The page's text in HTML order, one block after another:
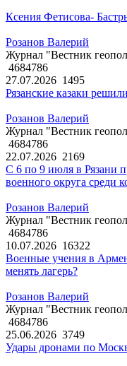
Ксения Фетисова-
Розанов Валерий
Журнал "Вестник
4684786
27.07.2026 1495
Рязанские казаки
Розанов Валерий
Журнал "Вестник
4684786
22.07.2026 2169
С 6 по 9 июля в Рязани
военного округа среди
Розанов Валерий
Журнал "Вестник
4684786
10.07.2026 16322
Военные учения в
менять лагерь?
Розанов Валерий
Журнал "Вестник
4684786
25.06.2026 3749
Удары дронами по